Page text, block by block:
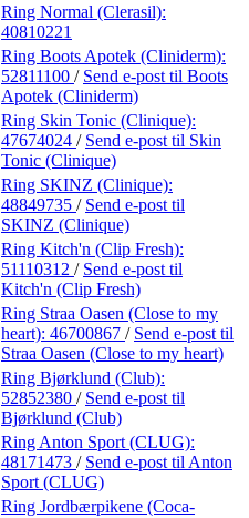
Ring Normal (Clerasil):
40810221
Ring Boots Apotek (Cliniderm):
52811100 / Send e-post til Boots
Apotek (Cliniderm)
Ring Skin Tonic (Clinique):
47674024 / Send e-post til Skin
Tonic (Clinique)
Ring SKINZ (Clinique):
48849735 / Send e-post til
SKINZ (Clinique)
Ring Kitch'n (Clip Fresh):
51110312 / Send e-post til
Kitch'n (Clip Fresh)
Ring Straa Oasen (Close to my
heart): 46700867 / Send e-post til
Straa Oasen (Close to my heart)
Ring Bjørklund (Club):
52852380 / Send e-post til
Bjørklund (Club)
Ring Anton Sport (CLUG):
48171473 / Send e-post til Anton
Sport (CLUG)
Ring Jordbærpikene (Coca-